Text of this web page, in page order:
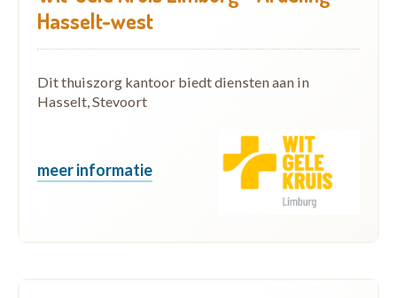
Hasselt-west
Dit thuiszorg kantoor biedt diensten aan in
Hasselt, Stevoort
meer informatie